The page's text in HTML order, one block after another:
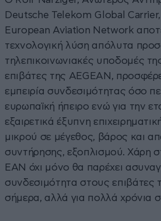
Deutsche Telekom Global
European Aviation Network
τεχνολογική λύση απόλυτα
τηλεπικοινωνιακές υποδομές
επιβάτες της AEGEAN,
εμπειρία συνδεσιμότητας όσο
ευρωπαϊκή ήπειρο ενώ για την
εξαιρετικά έξυπνη
μικρού σε μέγεθος, βάρος και
συντήρησης, εξοπλισμού. Χάρη
EAN όχι μόνο θα παρέχει
συνδεσιμότητα στους επιβάτες
σήμερα, αλλά για πολλά χρόνια